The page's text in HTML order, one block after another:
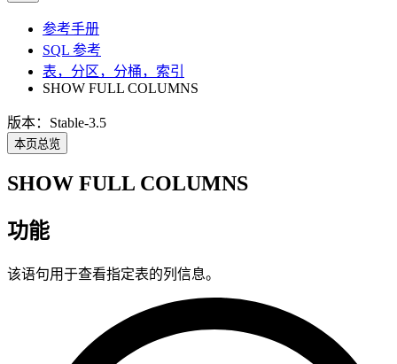
参考手册
SQL 参考
表，分区，分桶，索引
SHOW FULL COLUMNS
版本：Stable-3.5
本页总览
SHOW FULL COLUMNS
功能
该语句用于查看指定表的列信息。